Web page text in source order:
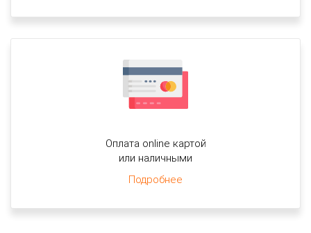
Оплата online картой
или наличными
Подробнее